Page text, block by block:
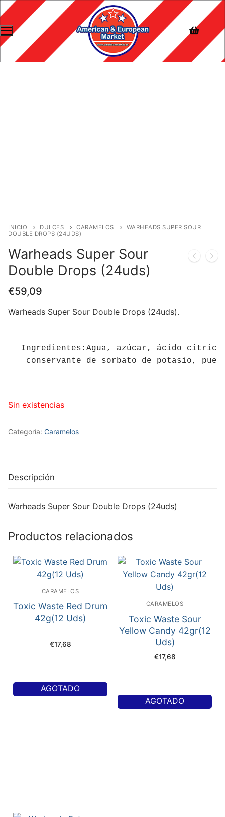
INICIO DULCES CARAMELOS
WARHEADS SUPER SOUR
DOUBLE DROPS (24UDS)
Warheads Super Sour
Double Drops (24uds)
€59,09
Warheads Super Sour Double Drops (24uds).
Ingredientes:Agua, azúcar, ácido
conservante de sorbato de potasio,
Sin existencias
Categoría: Caramelos
Descripción
Warheads Super Sour Double Drops (24uds)
Productos relacionados
CARAMELOS
Toxic Waste Red Drum
42g(12 Uds)
€17,68
AGOTADO
CARAMELOS
Toxic Waste Sour
Yellow Candy 42gr(12
Uds)
€17,68
AGOTADO